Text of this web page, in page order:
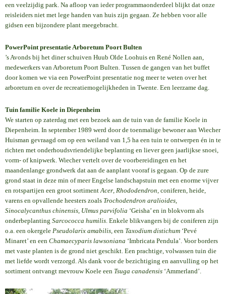
een veelzijdig park. Na afloop van ieder programmaonderdeel blijkt dat onze
reisleiders niet met lege handen van huis zijn gegaan. Ze hebben voor alle
gidsen een bijzondere plant meegebracht.
PowerPoint presentatie Arboretum Poort Bulten
’s Avonds bij het diner schuiven Huub Olde Loohuis en René Nollen aan,
medewerkers van Arboretum Poort Bulten. Tussen de gangen van het buffet
door komen we via een PowerPoint presentatie nog meer te weten over het
arboretum en over de recreatiemogelijkheden in Twente. Een leerzame dag.
Tuin familie Koele in Diepenheim
We starten op zaterdag met een bezoek aan de tuin van de familie Koele in
Diepenheim. In september 1989 werd door de toenmalige bewoner aan Wiecher
Huisman gevraagd om op een weiland van 1,5 ha een tuin te ontwerpen én in te
richten met onderhoudsvriendelijke beplanting en liever geen jaarlijkse snoei,
vorm- of knipwerk. Wiecher vertelt over de voorbereidingen en het
maandenlange grondwerk dat aan de aanplant vooraf is gegaan. Op de zure
grond staat in deze min of meer Engelse landschapstuin met een enorme vijver
en rotspartijen een groot sortiment Acer Rhododendron , coniferen, heide,
varens en opvallende heesters zoals Trochodendron aralioides
Sinocalycanthus chinensis Ulmus parvifolia ‘Geisha’ en in blokvorm als
onderbeplanting Sarcococca humilis . Enkele blikvangers bij de coniferen zijn
o.a. een okergele Pseudolarix amabilis , een Taxodium distichum ‘Pevé
Minaret’ en een Chamaecyparis lawsoniana ‘Imbricata Pendula’. Voor borders
met vaste planten is de grond niet geschikt. Een prachtige, volwassen tuin die
met liefde wordt verzorgd. Als dank voor de bezichtiging en aanvulling op het
sortiment ontvangt mevrouw Koele een Tsuga canadensis ‘Ammerland’.